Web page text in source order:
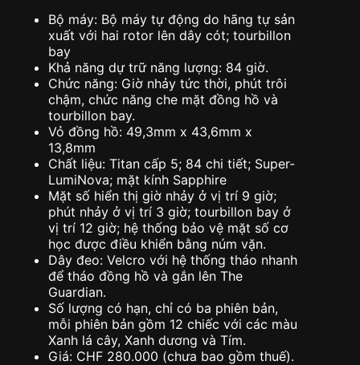
Bộ máy: Bộ máy tự động do hãng tự sản
xuất với hai rotor lên dây cót; tourbillon
bay
Khả năng dự trữ năng lượng: 84 giờ.
Chức năng: Giờ nhảy tức thời, phút trôi
chậm, chức năng che mặt đồng hồ và
tourbillon bay.
Vỏ đồng hồ: 49,3mm x 43,6mm x
13,8mm
Chất liệu: Titan cấp 5; 84 chi tiết; Super-
LumiNova; mặt kính Sapphire
Mặt số hiển thị giờ nhảy ở vị trí 9 giờ;
phút nhảy ở vị trí 3 giờ; tourbillon bay ở
vị trí 12 giờ; hệ thống bảo vệ mặt số cơ
học được điều khiển bằng núm vặn.
Dây đeo: Velcro với hệ thống tháo nhanh
để tháo đồng hồ và gắn lên The
Guardian.
Số lượng có hạn, chỉ có ba phiên bản,
mỗi phiên bản gồm 12 chiếc với các màu
Xanh lá cây, Xanh dương và Tím.
Giá: CHF 280.000 (chưa bao gồm thuế).